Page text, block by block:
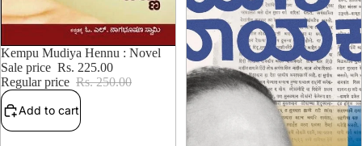
10% OFF
Kempu Mudiya Hennu : Novel
Sale price Rs. 225.00
Regular price Rs. 250.00
Add to cart